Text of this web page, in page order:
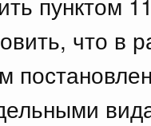
что в